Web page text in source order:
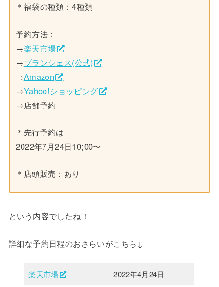
＊福袋の種類：4種類
予約方法：
→楽天市場
→ブランシェス(公式)
→Amazon
→Yahoo!ショッピング
→店舗予約
＊先行予約は
2022年7月24日10;00〜
＊店頭販売：あり
という内容でしたね！
詳細な予約日程のおさらいがこちら↓
楽天市場 2022年4月24日